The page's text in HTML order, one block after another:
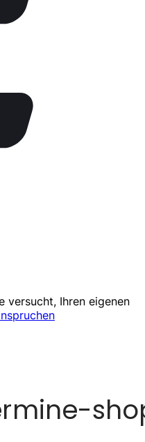
versucht, Ihren eigenen